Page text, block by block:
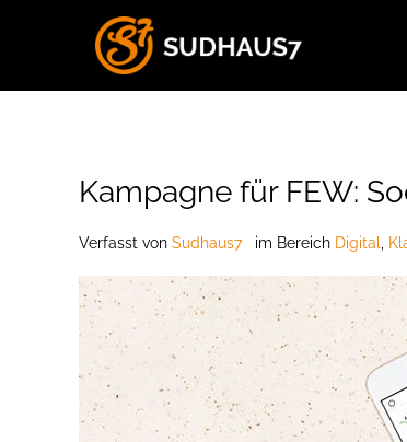
Kampagne für FEW:
Verfasst von Sudhaus7 im Bereich Digital